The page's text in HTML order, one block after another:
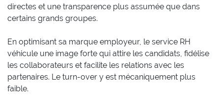
directes et une transparence plus assumée que dans
certains grands groupes.
En optimisant sa marque employeur, le service RH
véhicule une image forte qui attire les candidats, fidélise
les collaborateurs et facilite les relations avec les
partenaires. Le turn-over y est mécaniquement plus
faible.